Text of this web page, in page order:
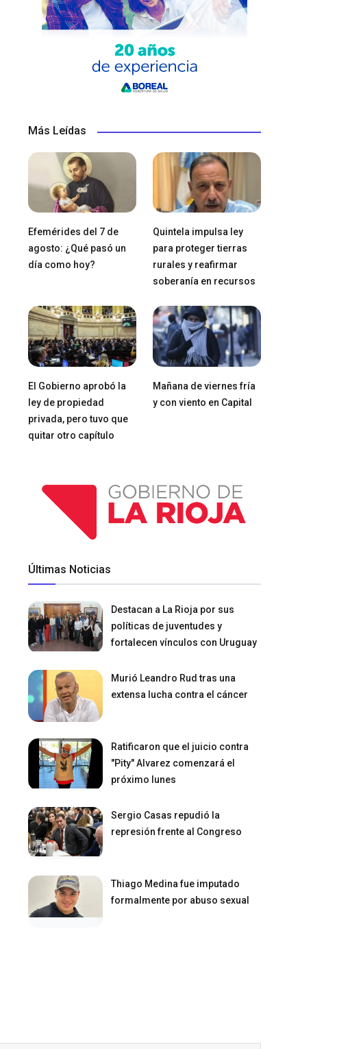
Más Leídas
Efemérides del 7 de
agosto: ¿Qué pasó un
día como hoy?
Quintela impulsa ley
para proteger tierras
rurales y reafirmar
soberanía en recursos
El Gobierno aprobó la
ley de propiedad
privada, pero tuvo que
quitar otro capítulo
Mañana de viernes fría
y con viento en Capital
Últimas Noticias
Destacan a La Rioja por sus
políticas de juventudes y
fortalecen vínculos con Uruguay
Murió Leandro Rud tras una
extensa lucha contra el cáncer
Ratificaron que el juicio contra
"Pity" Alvarez comenzará el
próximo lunes
Sergio Casas repudió la
represión frente al Congreso
Thiago Medina fue imputado
formalmente por abuso sexual